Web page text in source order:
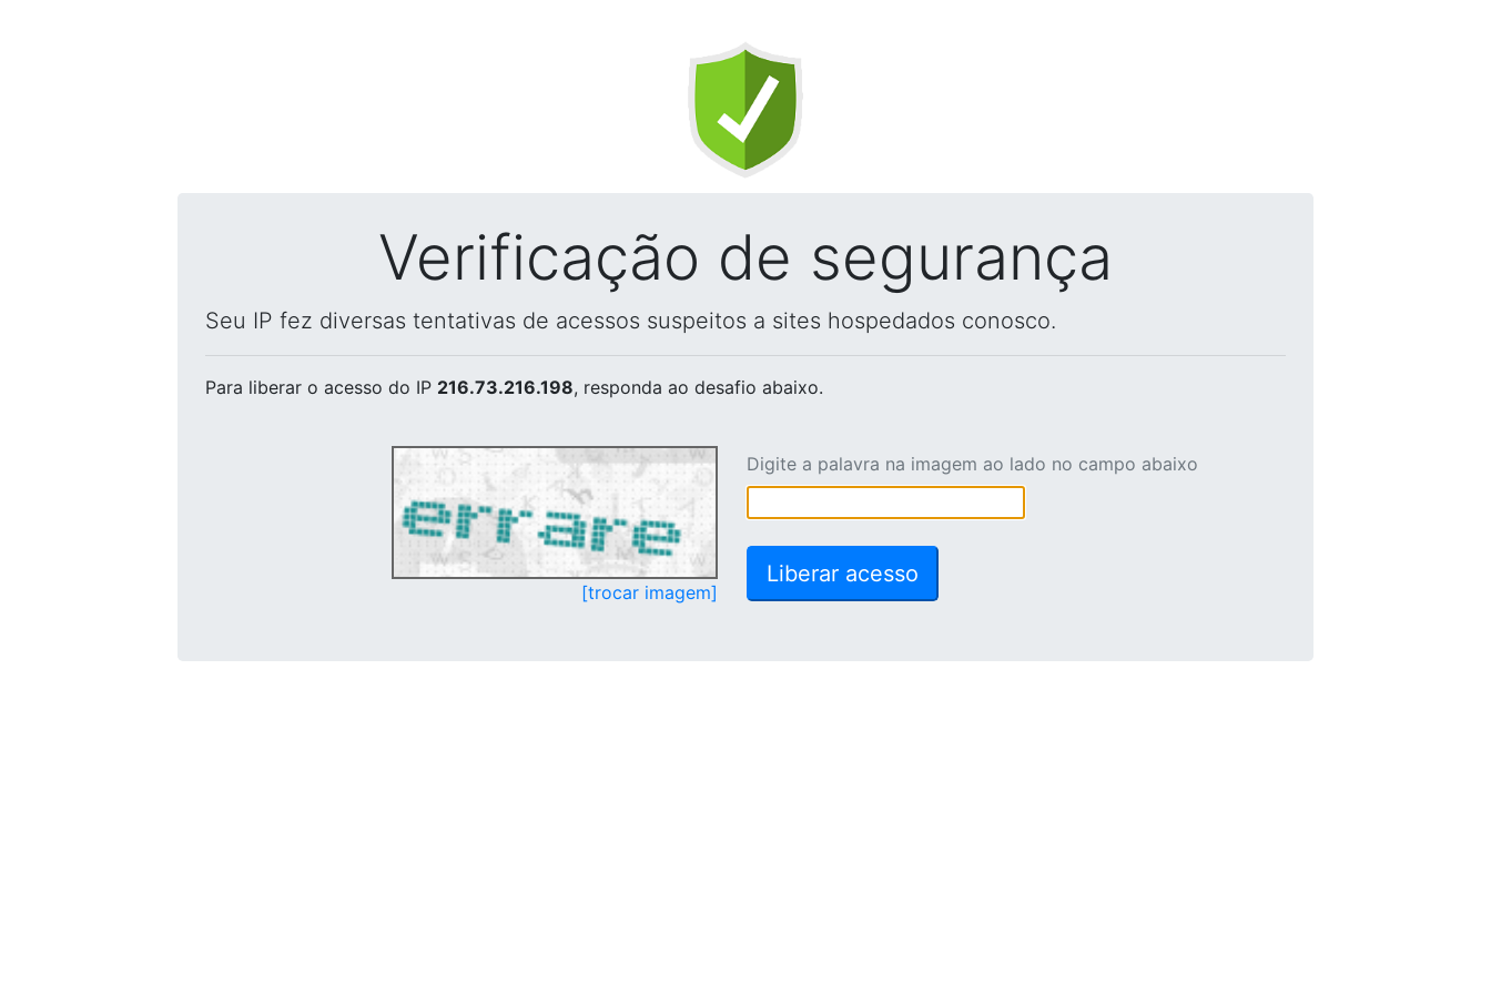
Verificação de segurança
Seu IP fez diversas tentativas de acessos suspeitos a sites hospedados conosco.
Para liberar o acesso do IP 216.73.216.198, responda ao desafio abaixo.
[trocar imagem]
Digite a palavra na imagem ao lado no campo abaixo